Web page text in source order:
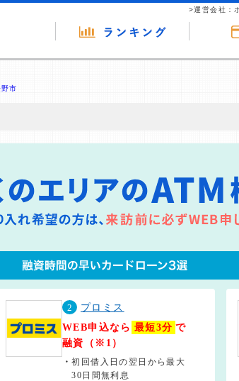
>運営会社：
市
デルです。 ただし、特定の商品を根拠なくPRする
ます。
2
プロミス
WEB申込なら 最短3分 で
融資（※1）
・初回借入日の翌日から最大
30日間無利息